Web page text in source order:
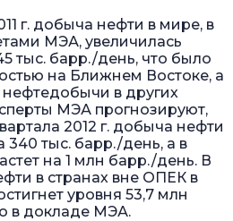
г. добыча нефти в мире, в
МЭА, увеличилась
тыс. барр./день, что было
на Ближнем Востоке, а
в других
МЭА прогнозируют,
2012 г. добыча нефти
340 тыс. барр./день, а в
на 1 млн барр./день. В
в странах вне ОПЕК в
уровня 53,7 млн
в докладе МЭА.